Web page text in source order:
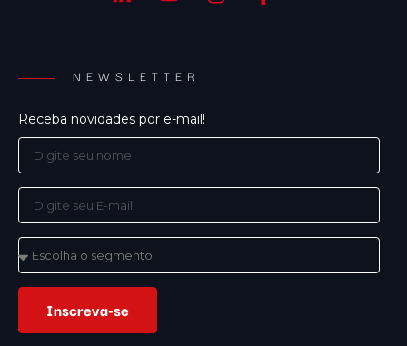
NEWSLETTER
Receba novidades por e-mail!
Inscreva-se